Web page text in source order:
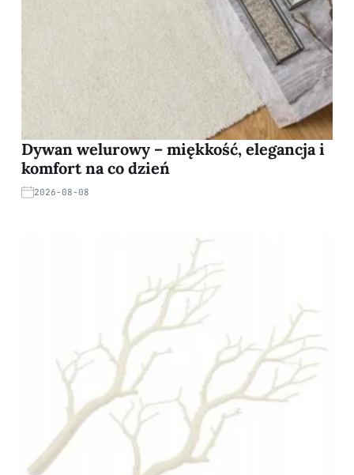
Dywan welurowy – miękkość, elegancja i
komfort na co dzień
2026-08-08